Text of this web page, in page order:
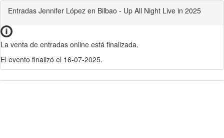
Entradas Jennifer López en Bilbao - Up All Night Live in 2025
La venta de entradas online está finalizada.
El evento finalizó el 16-07-2025.